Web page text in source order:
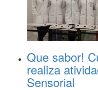
Que sabor!
realiza
Sensorial